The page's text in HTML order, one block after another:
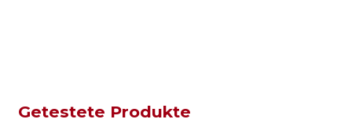
Getestete Produkte